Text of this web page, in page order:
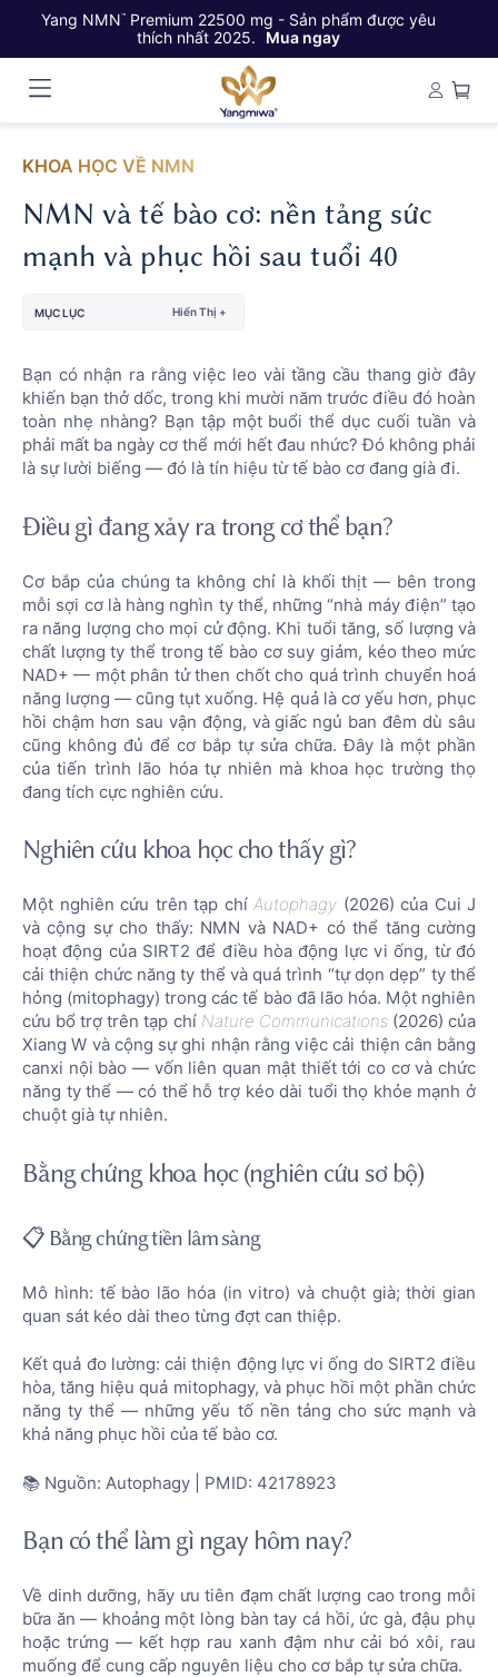
Yang NMN™Premium 22500 mg - Sản phẩm được yêu
thích nhất 2025.
Mua ngay
KHOA HỌC VỀ NMN
NMN và tế bào cơ: nền tảng sức
mạnh và phục hồi sau tuổi 40
MỤC LỤC Hiển Thị +
Bạn có nhận ra rằng việc leo vài tầng cầu thang giờ đây
khiến bạn thở dốc, trong khi mười năm trước điều đó hoàn
toàn nhẹ nhàng? Bạn tập một buổi thể dục cuối tuần và
phải mất ba ngày cơ thể mới hết đau nhức? Đó không phải
là sự lười biếng — đó là tín hiệu từ tế bào cơ đang già đi.
Điều gì đang xảy ra trong cơ thể bạn?
Cơ bắp của chúng ta không chỉ là khối thịt — bên trong
mỗi sợi cơ là hàng nghìn ty thể, những “nhà máy điện” tạo
ra năng lượng cho mọi cử động. Khi tuổi tăng, số lượng và
chất lượng ty thể trong tế bào cơ suy giảm, kéo theo mức
NAD+ — một phân tử then chốt cho quá trình chuyển hoá
năng lượng — cũng tụt xuống. Hệ quả là cơ yếu hơn, phục
hồi chậm hơn sau vận động, và giấc ngủ ban đêm dù sâu
cũng không đủ để cơ bắp tự sửa chữa. Đây là một phần
của tiến trình lão hóa tự nhiên mà khoa học trường thọ
đang tích cực nghiên cứu.
Nghiên cứu khoa học cho thấy gì?
Một nghiên cứu trên tạp chí Autophagy (2026) của Cui J
và cộng sự cho thấy: NMN và NAD+ có thể tăng cường
hoạt động của SIRT2 để điều hòa động lực vi ống, từ đó
cải thiện chức năng ty thể và quá trình “tự dọn dẹp” ty thể
hỏng (mitophagy) trong các tế bào đã lão hóa. Một nghiên
cứu bổ trợ trên tạp chí Nature Communications(2026) của
Xiang W và cộng sự ghi nhận rằng việc cải thiện cân bằng
canxi nội bào — vốn liên quan mật thiết tới co cơ và chức
năng ty thể — có thể hỗ trợ kéo dài tuổi thọ khỏe mạnh ở
chuột già tự nhiên.
Bằng chứng khoa học (nghiên cứu sơ bộ)
📋 Bằng chứng tiền lâm sàng
Mô hình: tế bào lão hóa (in vitro) và chuột già; thời gian
quan sát kéo dài theo từng đợt can thiệp.
Kết quả đo lường: cải thiện động lực vi ống do SIRT2 điều
hòa, tăng hiệu quả mitophagy, và phục hồi một phần chức
năng ty thể — những yếu tố nền tảng cho sức mạnh và
khả năng phục hồi của tế bào cơ.
📚 Nguồn: Autophagy | PMID: 42178923
Bạn có thể làm gì ngay hôm nay?
Về dinh dưỡng, hãy ưu tiên đạm chất lượng cao trong mỗi
bữa ăn — khoảng một lòng bàn tay cá hồi, ức gà, đậu phụ
hoặc trứng — kết hợp rau xanh đậm như cải bó xôi, rau
muống để cung cấp nguyên liệu cho cơ bắp tự sửa chữa.